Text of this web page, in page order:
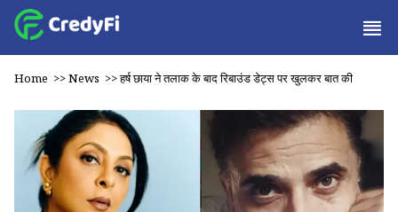
Home >>News >>हर्ष छाया ने तलाक के बाद रिबाउंड डेट्स पर खुलकर बात की